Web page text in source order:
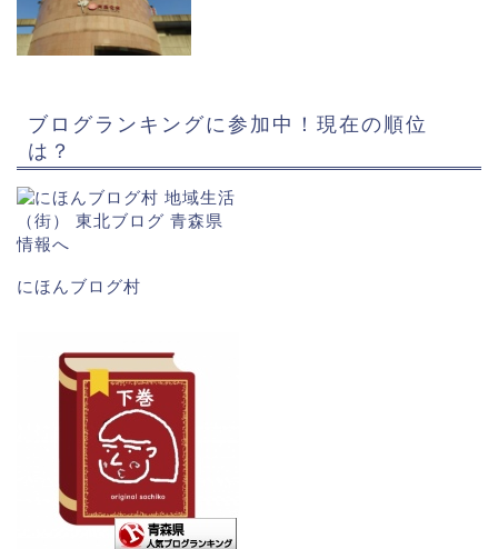
ブログランキングに参加中！現在の順位
は？
にほんブログ村